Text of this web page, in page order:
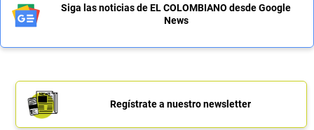
Siga las noticias de EL COLOMBIANO desde Google
News
Regístrate a nuestro newsletter